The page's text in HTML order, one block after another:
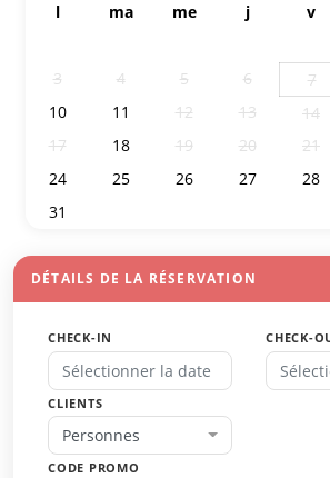
l
ma me j v
3
4 5 6 7
10
11 12 13 14
17
18 19 20 21
24
25 26 27 28
31
DÉTAILS DE LA RÉSERVATION
CHECK-IN CHECK-
CLIENTS
Personnes
CODE PROMO